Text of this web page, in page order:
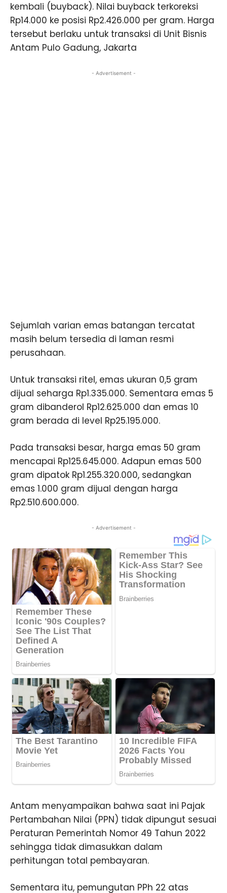
kembali (buyback). Nilai buyback terkoreksi
Rp14.000 ke posisi Rp2.426.000 per gram. Harga
tersebut berlaku untuk transaksi di Unit Bisnis
Antam Pulo Gadung, Jakarta
- Advertisement -
Sejumlah varian emas batangan tercatat
masih belum tersedia di laman resmi
perusahaan.
Untuk transaksi ritel, emas ukuran 0,5 gram
dijual seharga Rp1.335.000. Sementara emas 5
gram dibanderol Rp12.625.000 dan emas 10
gram berada di level Rp25.195.000.
Pada transaksi besar, harga emas 50 gram
mencapai Rp125.645.000. Adapun emas 500
gram dipatok Rp1.255.320.000, sedangkan
emas 1.000 gram dijual dengan harga
Rp2.510.600.000.
- Advertisement -
Antam menyampaikan bahwa saat ini Pajak
Pertambahan Nilai (PPN) tidak dipungut sesuai
Peraturan Pemerintah Nomor 49 Tahun 2022
sehingga tidak dimasukkan dalam
perhitungan total pembayaran.
Sementara itu, pemungutan PPh 22 atas